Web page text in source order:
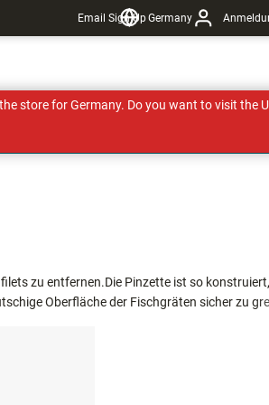
Email Sign UpGermany
zu entfernen.Die Pinzette ist so
Oberfläche der Fischgräten sicher zu
store for Germany. Do you want to visit the